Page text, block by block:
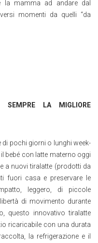
la mamma ad andare dal
momenti da quelli “da
SEMPRE LA MIGLIORE
pochi giorni o lunghi week-
bebé con latte materno oggi
a nuovi tiralatte (prodotti da
fuori casa e preservare le
leggero, di piccole
di movimento durante
questo innovativo tiralatte
ricaricabile con una durata
la refrigerazione e il